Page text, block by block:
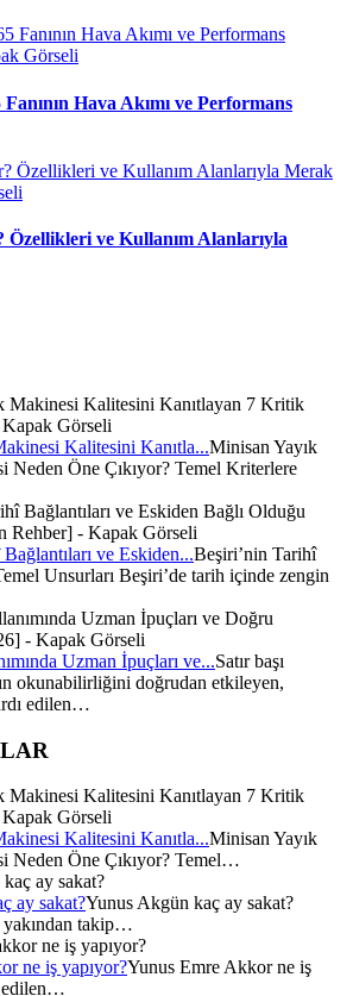
Hava Akımı ve Performans
ve Kullanım Alanlarıyla
Kalitesini Kanıtla...Minisan Yayık
Neden Öne Çıkıyor? Temel Kriterlere
ve Eskiden...Beşiri’nin Tarihî
Unsurları Beşiri’de tarih içinde zengin
Uzman İpuçları ve...Satır başı
okunabilirliğini doğrudan etkileyen,
edilen…
Kalitesini Kanıtla...Minisan Yayık
Neden Öne Çıkıyor? Temel…
ay sakat?Yunus Akgün kaç ay sakat?
takip…
ne iş yapıyor?Yunus Emre Akkor ne iş
edilen…